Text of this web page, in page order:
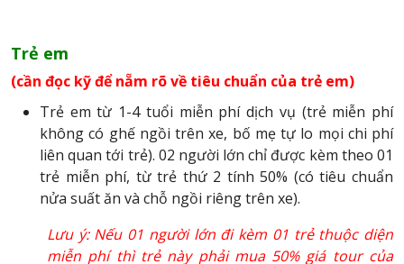
Trẻ em
(cần đọc kỹ để nẵm rõ về tiêu chuẩn của trẻ em)
Trẻ em từ 1-4 tuổi miễn phí dịch vụ (trẻ miễn phí
không có ghế ngồi trên xe, bố mẹ tự lo mọi chi phí
liên quan tới trẻ). 02 người lớn chỉ được kèm theo 01
trẻ miễn phí, từ trẻ thứ 2 tính 50% (có tiêu chuẩn
nửa suất ăn và chỗ ngồi riêng trên xe).
Lưu ý: Nếu 01 người lớn đi kèm 01 trẻ thuộc diện
miễn phí thì trẻ này phải mua 50% giá tour của